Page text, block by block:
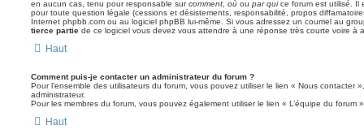
en aucun cas, tenu pour responsable surcomment où ou par quice forum est utilisé. Il
pour toute question légale (cessions et désistements, responsabilité, propos
Internet phpbb.com ou au logiciel phpBB lui-même. Si vous adressez un courriel au
tierce partie de ce logiciel vous devez vous attendre à une réponse très courte voire à
Haut
Comment puis-je contacter un administrateur du forum ?
Pour l’ensemble des utilisateurs du forum, vous pouvez utiliser le lien « Nous contacter
administrateur.
Pour les membres du forum, vous pouvez également utiliser le lien « L’équipe du forum
Haut